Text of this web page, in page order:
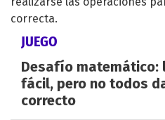
JUEGO
Desafío matemático:
fácil, pero no todos
correcto